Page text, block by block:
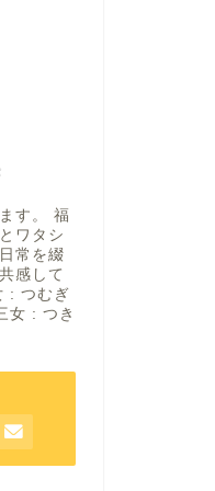
す。 福
ワタシ
常を綴
感して
: つむぎ
女 : つき